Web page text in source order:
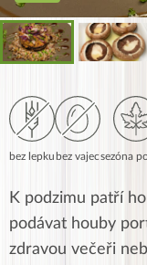
bez lepku bez vajecsezóna
K podzimu patří
podávat houby
zdravou večeři